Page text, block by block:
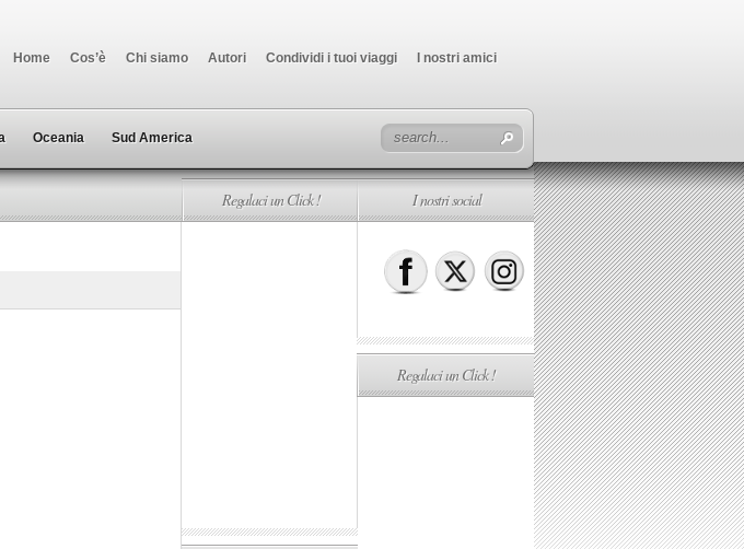
Home Cos’è Chi siamo Autori Condividi i tuoi viaggi I nostri amici
Oceania Sud America
Regalaci un Click ! I nostri social
Regalaci un Click !